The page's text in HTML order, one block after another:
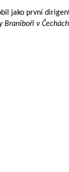
jako první
Braniboři v